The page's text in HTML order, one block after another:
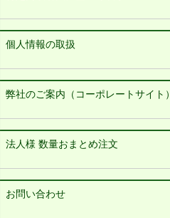
個人情報の取扱
弊社のご案内（コーポレートサイト）
法人様 数量おまとめ注文
お問い合わせ